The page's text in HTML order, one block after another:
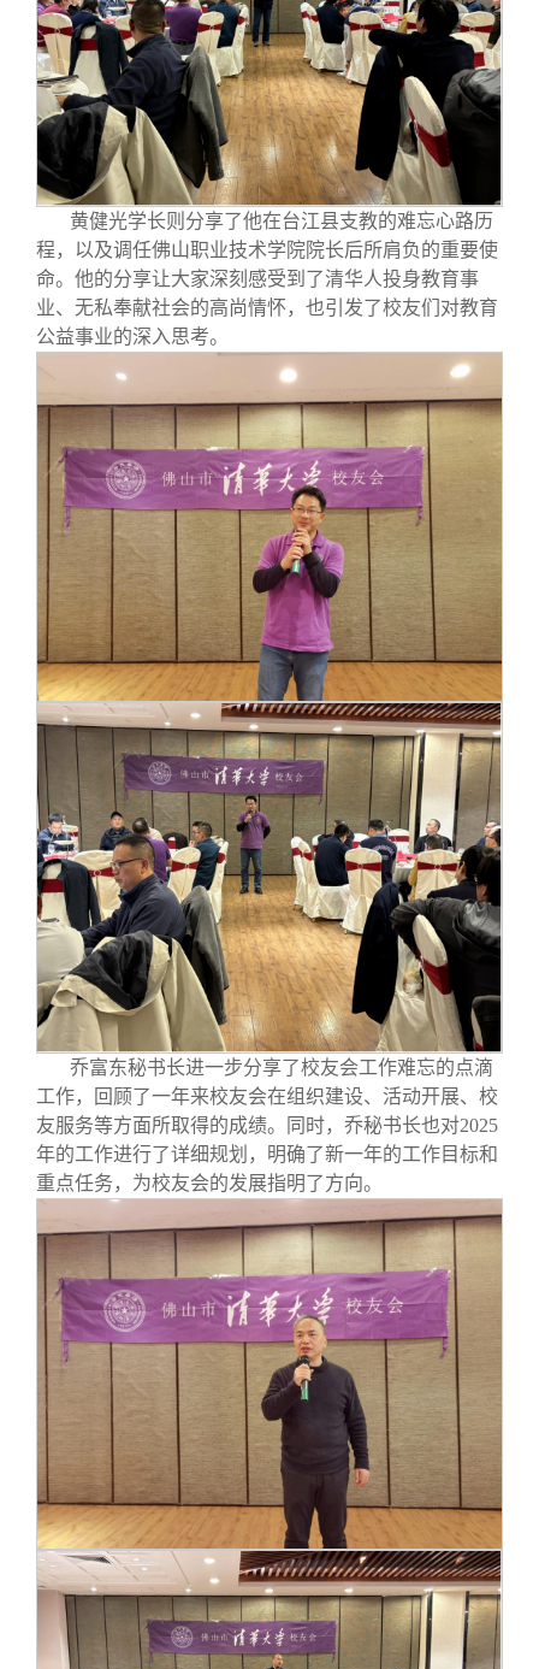
黄健光学长则分享了他在台江县支教的难忘心路历
程，以及调任佛山职业技术学院院长后所肩负的重要使
命。他的分享让大家深刻感受到了清华人投身教育事
业、无私奉献社会的高尚情怀，也引发了校友们对教育
公益事业的深入思考。
乔富东秘书长进一步分享了校友会工作难忘的点滴
工作，回顾了一年来校友会在组织建设、活动开展、校
友服务等方面所取得的成绩。同时，乔秘书长也对2025
年的工作进行了详细规划，明确了新一年的工作目标和
重点任务，为校友会的发展指明了方向。